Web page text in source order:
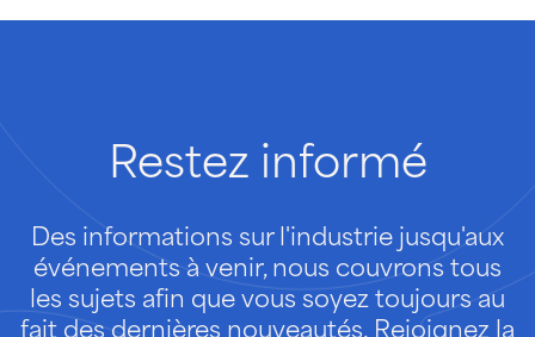
Restez informé
Des informations sur l'industrie jusqu'aux
événements à venir, nous couvrons tous
les sujets afin que vous soyez toujours au
fait des dernières nouveautés. Rejoignez la